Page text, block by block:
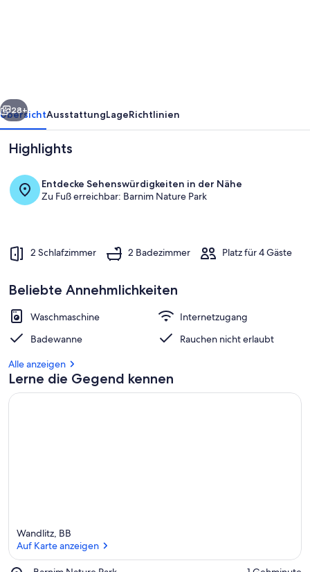
Sauna
Weiter
28+
ÜbersichtAusstattungLageRichtlinien
Highlights
Entdecke Sehenswürdigkeiten in der Nähe
Zu Fuß erreichbar: Barnim Nature Park
2 Schlafzimmer 2 Badezimmer Platz für 4 Gäste
Beliebte Annehmlichkeiten
Waschmaschine
Internetzugang
Badewanne
Rauchen nicht erlaubt
Alle anzeigen
Lerne die Gegend kennen
Wandlitz, BB
Auf Karte anzeigen